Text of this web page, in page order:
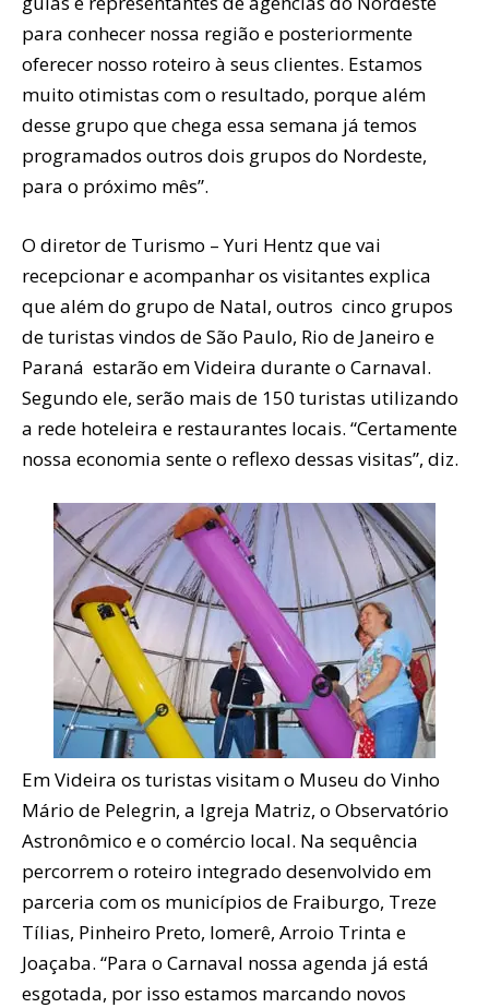
para conhecer nossa região e posteriormente
oferecer nosso roteiro à seus clientes. Estamos
muito otimistas com o resultado, porque além
desse grupo que chega essa semana já temos
programados outros dois grupos do Nordeste,
para o próximo mês”.
O diretor de Turismo – Yuri Hentz que vai
recepcionar e acompanhar os visitantes explica
que além do grupo de Natal, outros cinco grupos
de turistas vindos de São Paulo, Rio de Janeiro e
Paraná estarão em Videira durante o Carnaval.
Segundo ele, serão mais de 150 turistas utilizando
a rede hoteleira e restaurantes locais. “Certamente
nossa economia sente o reflexo dessas visitas”, diz.
Em Videira os turistas visitam o Museu do Vinho
Mário de Pelegrin, a Igreja Matriz, o Observatório
Astronômico e o comércio local. Na sequência
percorrem o roteiro integrado desenvolvido em
parceria com os municípios de Fraiburgo, Treze
Tílias, Pinheiro Preto, Iomerê, Arroio Trinta e
Joaçaba. “Para o Carnaval nossa agenda já está
esgotada, por isso estamos marcando novos